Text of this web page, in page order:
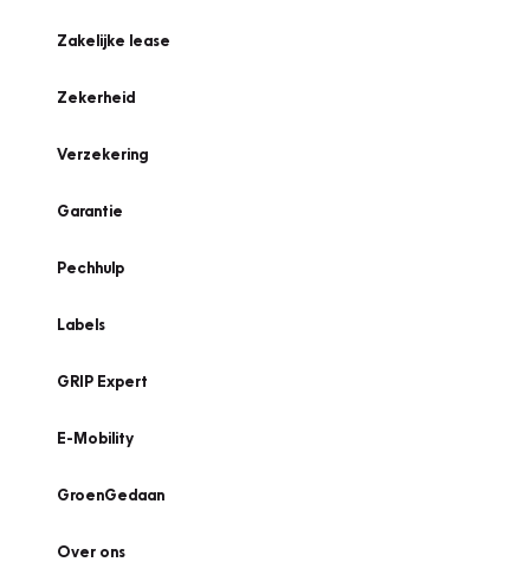
Zakelijke lease
Zekerheid
Verzekering
Garantie
Pechhulp
Labels
GRIP Expert
E-Mobility
GroenGedaan
Over ons